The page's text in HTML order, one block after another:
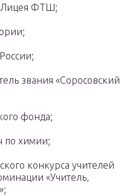
Лицея ФТШ;
звания «Соросовский
фонда;
по химии;
конкурса учителей
«Учитель,